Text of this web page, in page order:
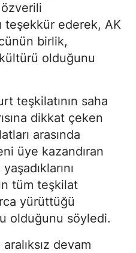
teşekkür ederek, AK
birlik,
olduğunu
teşkilatının saha
dikkat çeken
arasında
üye kazandıran
tüm teşkilat
yürüttüğü
olduğunu söyledi.
devam